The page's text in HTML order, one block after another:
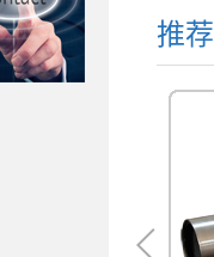
推